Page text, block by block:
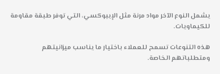
يشمل النوع الآخر مواد مرنة مثل الإيبوكسي، التي توفر طبقة مقاومة
للكيماويات.
هذه التنوعات تسمح للعملاء باختيار ما يناسب ميزانيتهم
ومتطلباتهم الخاصة.